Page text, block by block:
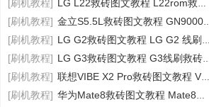
[刷机教程] LG L22救砖图文教程 L22rom救砖图文教程
[刷机教程] 金立S5.5L救砖图文教程 GN9000L卡刷救砖图文
[刷机教程] LG G2救砖图文教程 LG G2 线刷救砖图文教程
[刷机教程] LG G3救砖图文教程 G3线刷救砖图文教程
[刷机教程] 联想VIBE X2 Pro救砖图文教程 VIBE X2
[刷机教程] 华为Mate8救砖图文教程 Mate8详细救砖图文教程